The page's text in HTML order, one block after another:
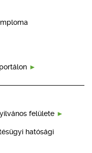
felülete
hatósági